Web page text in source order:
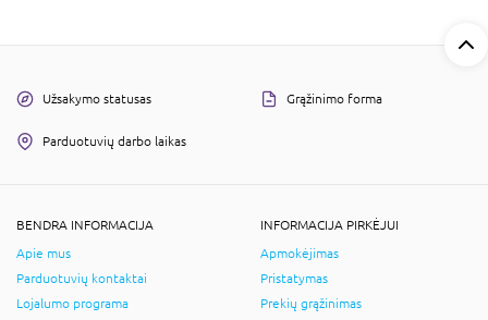
Užsakymo statusas Grąžinimo forma
Parduotuvių darbo laikas
BENDRA INFORMACIJA
Apie mus
Parduotuvių kontaktai
Lojalumo programa
INFORMACIJA PIRKĖJUI
Apmokėjimas
Pristatymas
Prekių grąžinimas